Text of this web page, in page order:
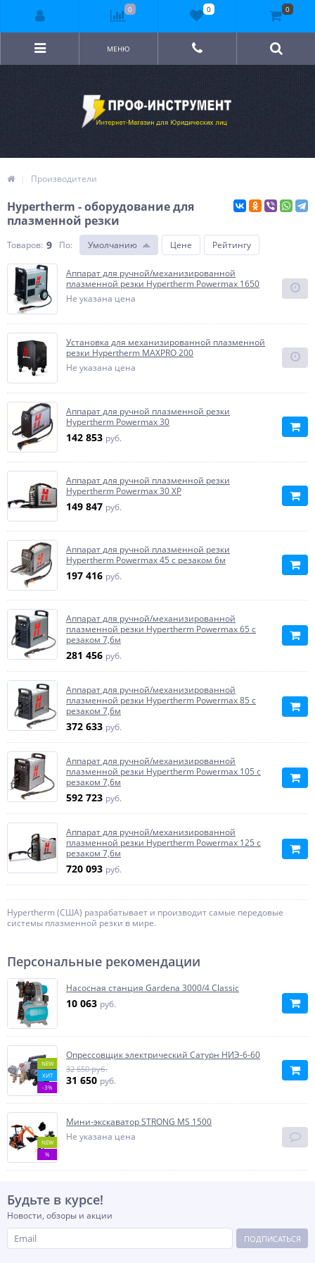
МЕНЮ
Производители
Hypertherm - оборудование для
плазменной резки
Товаров: 9 По: Умолчанию Цене Рейтингу
Аппарат для ручной/механизированной
плазменной резки Hypertherm Powermax 1650
Не указана цена
Установка для механизированной плазменной
резки Hypertherm MAXPRO 200
Не указана цена
Аппарат для ручной плазменной резки
Hypertherm Powermax 30
142 853 руб.
Аппарат для ручной плазменной резки
Hypertherm Powermax 30 XP
149 847 руб.
Аппарат для ручной плазменной резки
Hypertherm Powermax 45 с резаком 6м
197 416 руб.
Аппарат для ручной/механизированной
плазменной резки Hypertherm Powermax 65 с
резаком 7,6м
281 456 руб.
Аппарат для ручной/механизированной
плазменной резки Hypertherm Powermax 85 с
резаком 7,6м
372 633 руб.
Аппарат для ручной/механизированной
плазменной резки Hypertherm Powermax 105 с
резаком 7,6м
592 723 руб.
Аппарат для ручной/механизированной
плазменной резки Hypertherm Powermax 125 с
резаком 7,6м
720 093 руб.
Hypertherm (США) разрабатывает и производит самые передовые
системы плазменной резки в мире.
Персональные рекомендации
Насосная станция Gardena 3000/4 Classic
10 063 руб.
NEW
ХИТ
-3%
Опрессовщик электрический Сатурн НИЭ-6-60
32 650 руб.
31 650 руб.
NEW
%
Мини-экскаватор STRONG MS 1500
Не указана цена
Будьте в курсе!
Новости, обзоры и акции
ПОДПИСАТЬСЯ
0 0 0